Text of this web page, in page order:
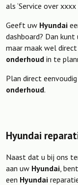
als ‘Service over
Geeft uw Hyundai
dashboard? Dan
maar maak wel
onderhoud in te
Plan direct
onderhoud.
Hyundai
Naast dat u bij ons
aan uw Hyundai ,
een Hyundai